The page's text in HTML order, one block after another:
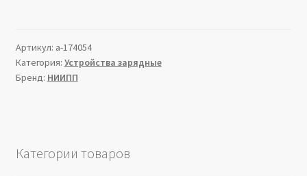
Артикул: a-174054
Категория: Устройства зарядные
Бренд: НИИПП
Категории товаров